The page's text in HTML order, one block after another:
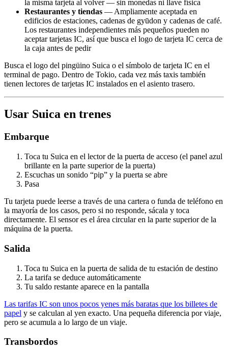
la misma tarjeta al volver — sin monedas ni llave física
Restaurantes y tiendas — Ampliamente aceptada en
edificios de estaciones, cadenas de gyūdon y cadenas de café.
Los restaurantes independientes más pequeños pueden no
aceptar tarjetas IC, así que busca el logo de tarjeta IC cerca de
la caja antes de pedir
Busca el logo del pingüino Suica o el símbolo de tarjeta IC en el
terminal de pago. Dentro de Tokio, cada vez más taxis también
tienen lectores de tarjetas IC instalados en el asiento trasero.
Usar Suica en trenes
Embarque
Toca tu Suica en el lector de la puerta de acceso (el panel azul
brillante en la parte superior de la puerta)
Escuchas un sonido “pip” y la puerta se abre
Pasa
Tu tarjeta puede leerse a través de una cartera o funda de teléfono en
la mayoría de los casos, pero si no responde, sácala y toca
directamente. El sensor es el área circular en la parte superior de la
máquina de la puerta.
Salida
Toca tu Suica en la puerta de salida de tu estación de destino
La tarifa se deduce automáticamente
Tu saldo restante aparece en la pantalla
Las tarifas IC son unos pocos yenes más baratas que los billetes de
papel y se calculan al yen exacto. Una pequeña diferencia por viaje,
pero se acumula a lo largo de un viaje.
Transbordos